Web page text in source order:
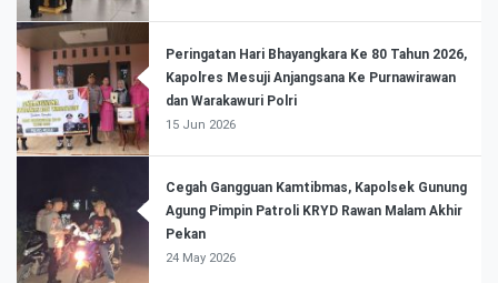
Peringatan Hari Bhayangkara Ke 80 Tahun 2026,
Kapolres Mesuji Anjangsana Ke Purnawirawan
dan Warakawuri Polri
15 Jun 2026
Cegah Gangguan Kamtibmas, Kapolsek Gunung
Agung Pimpin Patroli KRYD Rawan Malam Akhir
Pekan
24 May 2026